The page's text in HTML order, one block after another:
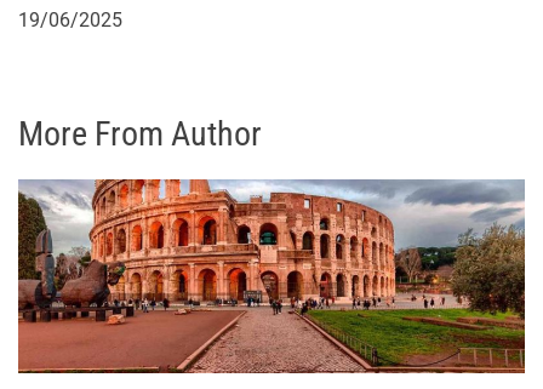
19/06/2025
More From Author